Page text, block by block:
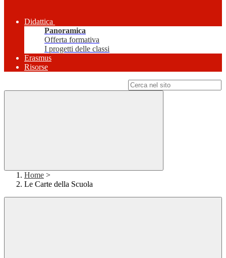
Didattica
Panoramica
Offerta formativa
I progetti delle classi
Erasmus
Risorse
Home >
Le Carte della Scuola